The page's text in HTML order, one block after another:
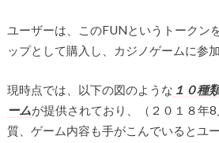
ユーザーは、このFUNというトークン
ップとして購入し、カジノゲームに参加
現時点では、以下の図のような １０種
ームが提供されており、（２０１８年
質、ゲーム内容も手がこんでいるとユ